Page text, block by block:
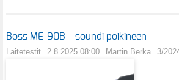
Boss ME-90B – soundi poikineen
Laitetestit 2.8.2025 08:00 Martin Berka 3/